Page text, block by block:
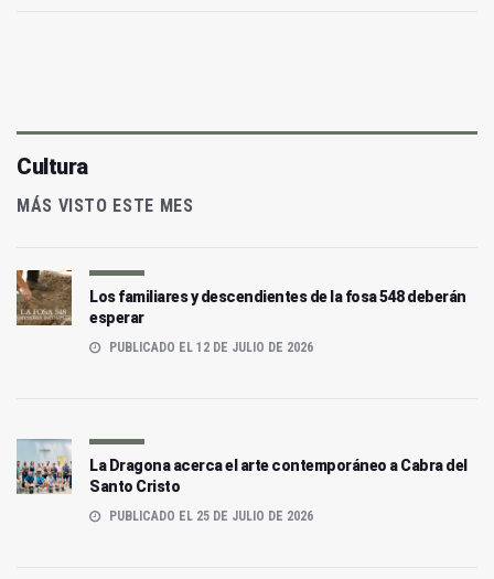
Cultura
MÁS VISTO ESTE MES
Los familiares y descendientes de la fosa 548 deberán
esperar
PUBLICADO EL 12 DE JULIO DE 2026
La Dragona acerca el arte contemporáneo a Cabra del
Santo Cristo
PUBLICADO EL 25 DE JULIO DE 2026